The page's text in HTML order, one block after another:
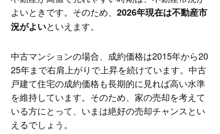
よいときです。そのため、 2026年現在は不動産市
況がよいといえます。
中古マンションの場合、成約価格は2015年から20
25年まで右肩上がりで上昇を続けています。中古
戸建て住宅の成約価格も長期的に見れば高い水準
を維持しています。そのため、家の売却を考えて
いる方にとって、いまは絶好の売却チャンスとい
えるでしょう。